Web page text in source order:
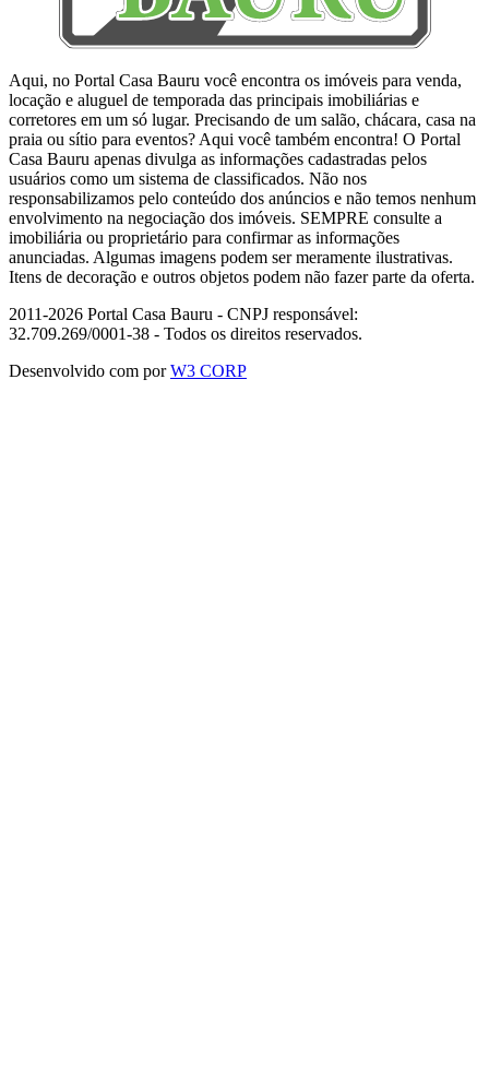
Aqui, no Portal Casa Bauru você encontra os imóveis para venda,
locação e aluguel de temporada das principais imobiliárias e
corretores em um só lugar. Precisando de um salão, chácara, casa na
praia ou sítio para eventos? Aqui você também encontra! O Portal
Casa Bauru apenas divulga as informações cadastradas pelos
usuários como um sistema de classificados. Não nos
responsabilizamos pelo conteúdo dos anúncios e não temos nenhum
envolvimento na negociação dos imóveis. SEMPRE consulte a
imobiliária ou proprietário para confirmar as informações
anunciadas. Algumas imagens podem ser meramente ilustrativas.
Itens de decoração e outros objetos podem não fazer parte da oferta.
2011-2026 Portal Casa Bauru - CNPJ responsável:
32.709.269/0001-38 - Todos os direitos reservados.
Desenvolvido com porW3 CORP